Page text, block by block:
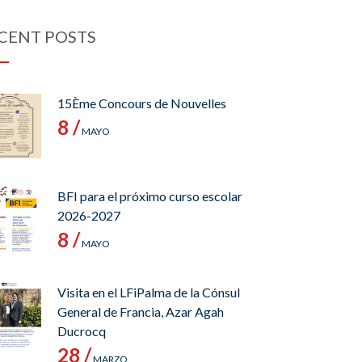
POSTS
15Ème Concours de Nouvelles
8 /MAYO
BFI para el próximo curso escolar
2026-2027
8 /MAYO
Visita en el LFiPalma de la Cónsul
General de Francia, Azar Agah
Ducrocq
28 /MARZO